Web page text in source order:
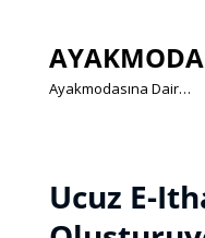
Ayakmodasına Dair…
Ucuz E-